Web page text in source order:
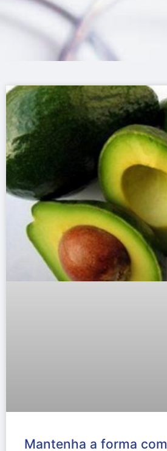
Mantenha a forma